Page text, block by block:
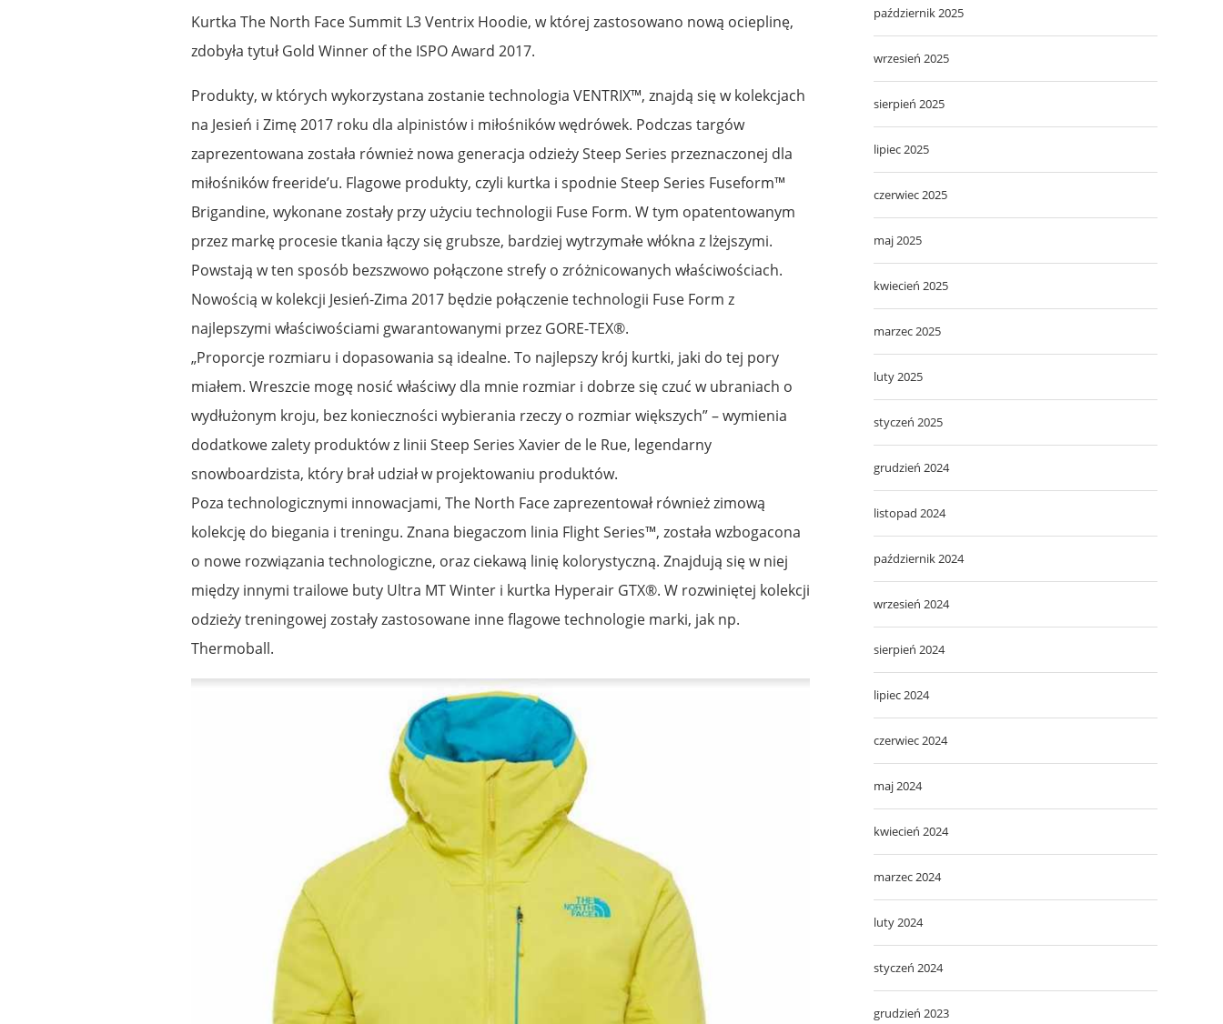
Kurtka The North Face Summit L3 Ventrix Hoodie, w której zastosowano nową ocieplinę,
zdobyła tytuł Gold Winner of the ISPO Award 2017.
Produkty, w których wykorzystana zostanie technologia VENTRIX™, znajdą się w kolekcjach
na Jesień i Zimę 2017 roku dla alpinistów i miłośników wędrówek. Podczas targów
zaprezentowana została również nowa generacja odzieży Steep Series przeznaczonej dla
miłośników freeride’u. Flagowe produkty, czyli kurtka i spodnie Steep Series Fuseform™
Brigandine, wykonane zostały przy użyciu technologii Fuse Form. W tym opatentowanym
przez markę procesie tkania łączy się grubsze, bardziej wytrzymałe włókna z lżejszymi.
Powstają w ten sposób bezszwowo połączone strefy o zróżnicowanych właściwościach.
Nowością w kolekcji Jesień-Zima 2017 będzie połączenie technologii Fuse Form z
najlepszymi właściwościami gwarantowanymi przez GORE-TEX®.
„Proporcje rozmiaru i dopasowania są idealne. To najlepszy krój kurtki, jaki do tej pory
miałem. Wreszcie mogę nosić właściwy dla mnie rozmiar i dobrze się czuć w ubraniach o
wydłużonym kroju, bez konieczności wybierania rzeczy o rozmiar większych” – wymienia
dodatkowe zalety produktów z linii Steep Series Xavier de le Rue, legendarny
snowboardzista, który brał udział w projektowaniu produktów.
Poza technologicznymi innowacjami, The North Face zaprezentował również zimową
kolekcję do biegania i treningu. Znana biegaczom linia Flight Series™, została wzbogacona
o nowe rozwiązania technologiczne, oraz ciekawą linię kolorystyczną. Znajdują się w niej
między innymi trailowe buty Ultra MT Winter i kurtka Hyperair GTX®. W rozwiniętej kolekcji
odzieży treningowej zostały zastosowane inne flagowe technologie marki, jak np.
Thermoball.
październik 2025
wrzesień 2025
sierpień 2025
lipiec 2025
czerwiec 2025
maj 2025
kwiecień 2025
marzec 2025
luty 2025
styczeń 2025
grudzień 2024
listopad 2024
październik 2024
wrzesień 2024
sierpień 2024
lipiec 2024
czerwiec 2024
maj 2024
kwiecień 2024
marzec 2024
luty 2024
styczeń 2024
grudzień 2023